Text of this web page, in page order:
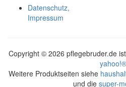
Datenschutz,
Impressum
Copyright © 2026 pflegebruder.de
yahoo!®
Weitere Produktseiten siehe
und die super-